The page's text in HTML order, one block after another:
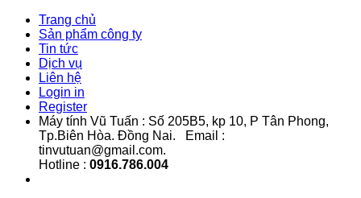
Trang chủ
Sản phẩm công ty
Tin tức
Dịch vụ
Liên hệ
Login in
Register
Máy tính Vũ Tuấn : Số 205B5, kp 10, P Tân Phong,
Tp.Biên Hòa. Đồng Nai. Email :
tinvutuan@gmail.com.
Hotline : 0916.786.004